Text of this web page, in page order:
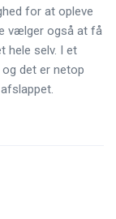
for at opleve
vælger også at få
hele selv. I et
det er netop